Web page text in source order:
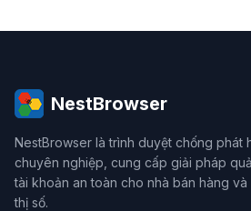
NestBrowser
NestBrowser là trình duyệt chống phát
chuyên nghiệp, cung cấp giải pháp
tài khoản an toàn cho nhà bán hàng và
thị số.